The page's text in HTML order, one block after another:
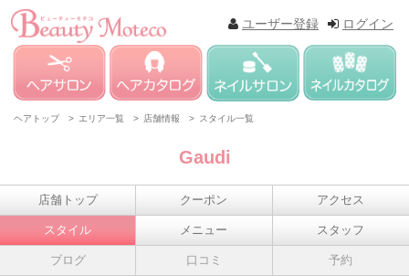
ログイン
ユーザー登録
ヘアトップ > エリア一覧 > 店舗情報 > スタイル一覧
Gaudi
店舗トップ クーポン アクセス
スタイル メニュー スタッフ
ブログ 口コミ 予約